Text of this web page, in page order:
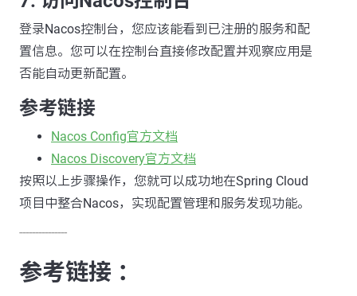
登录Nacos控制台，您应该能看到已注册的服务和配
置信息。您可以在控制台直接修改配置并观察应用是
否能自动更新配置。
参考链接
Nacos Config官方文档
Nacos Discovery官方文档
按照以上步骤操作，您就可以成功地在Spring Cloud
项目中整合Nacos，实现配置管理和服务发现功能。
---------------
参考链接 ：